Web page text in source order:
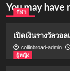
You may have
กีฬา
เปิดเงินรางวัลวอ
collinbroad-admin
ผู้หญิง